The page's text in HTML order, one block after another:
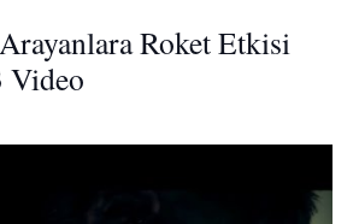
Roket Etkisi
Video